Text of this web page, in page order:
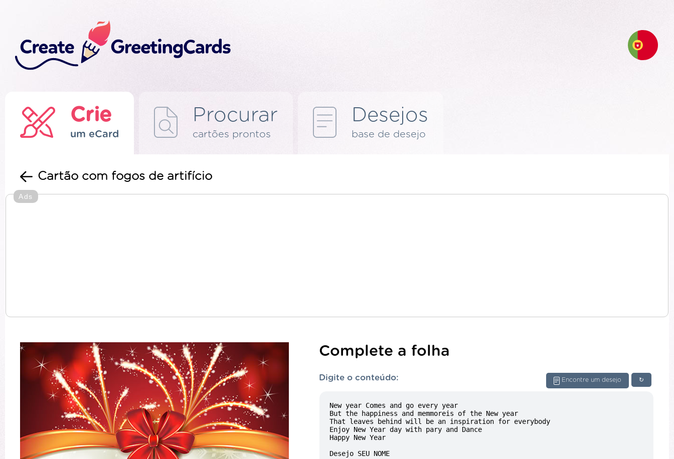
Crie
um eCard
Procurar
cartões prontos
Desejos
base de desejo
Cartão com fogos de artifício
Ads
Complete a folha
↻
Encontre um desejo
Digite o conteúdo: